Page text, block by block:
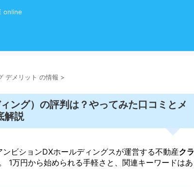
online
デメリット の情報 >
ング）の評判は？やってみた口コミとメ
解説
ビションDXホールディングスが運営する不動産クラ
1万円から始められる手軽さと、関連キーワードはあ